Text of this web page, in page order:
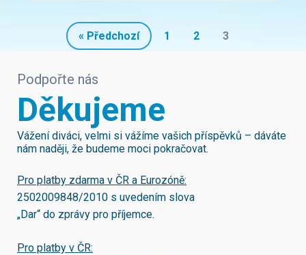
« Předchozí 1 2 3
Podpořte nás
Děkujeme
Vážení diváci, velmi si vážíme vašich příspěvků – dáváte
nám naději, že budeme moci pokračovat.
Pro platby zdarma v ČR a Eurozóně:
2502009848/2010 s uvedením slova
„Dar“ do zprávy pro příjemce.
Pro platby v ČR: